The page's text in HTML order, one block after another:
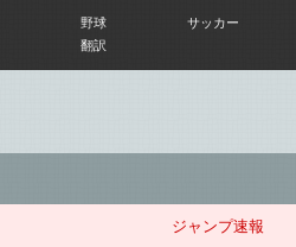
野球
サッカー
翻訳
ジャンプ速報